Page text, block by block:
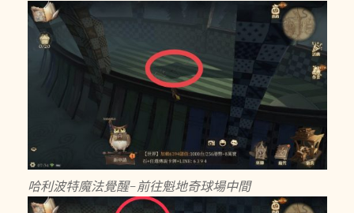
哈利波特魔法覺醒-前往魁地奇球場中間